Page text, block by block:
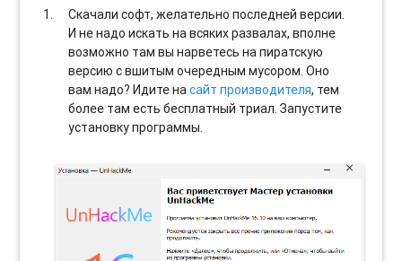
Скачали софт, желательно последней версии.
И не надо искать на всяких развалах, вполне
возможно там вы нарветесь на пиратскую
версию с вшитым очередным мусором. Оно
вам надо? Идите насайт производителя, тем
более там есть бесплатный триал. Запустите
установку программы.